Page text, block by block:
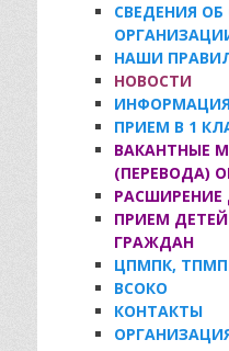
СВЕДЕНИЯ
НАШИ
НОВОСТИ
ПРИЕМ В 1
ВАКАНТНЫЕ
(ПЕРЕВОДА)
ПРИЕМ
ГРАЖДАН
ЦПМПК,
ВСОКО
КОНТАКТЫ